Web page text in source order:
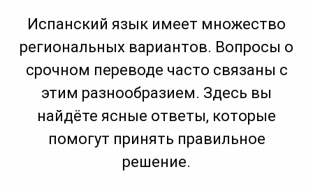
Испанский язык имеет множество
региональных вариантов. Вопросы о
срочном переводе часто связаны с
этим разнообразием. Здесь вы
найдёте ясные ответы, которые
помогут принять правильное
решение.